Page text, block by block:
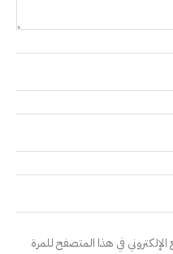
الإلكتروني في هذا المتصفح للمرة